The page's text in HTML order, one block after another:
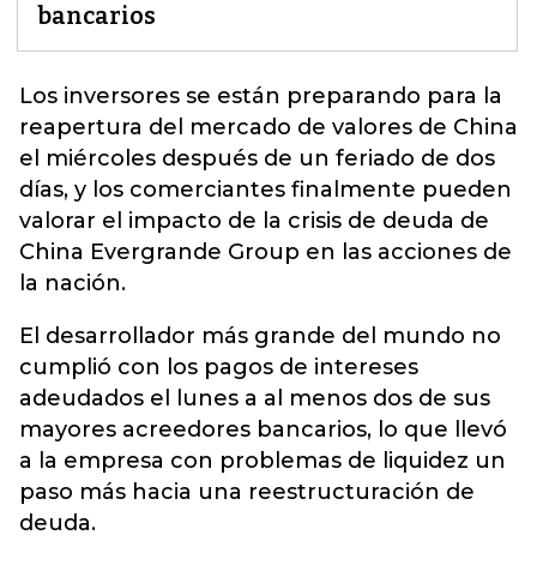
bancarios
Los inversores se están preparando para la
reapertura del mercado de valores de China
el miércoles después de un feriado de dos
días, y los comerciantes finalmente pueden
valorar el impacto de la crisis de deuda de
China Evergrande Group en las acciones de
la nación.
El desarrollador más grande del mundo no
cumplió con los pagos de intereses
adeudados el lunes a al menos dos de sus
mayores acreedores bancarios, lo que llevó
a la empresa con problemas de liquidez un
paso más hacia una reestructuración de
deuda.